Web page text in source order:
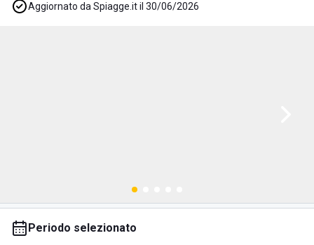
Aggiornato da Spiagge.it il 30/06/2026
Periodo selezionato